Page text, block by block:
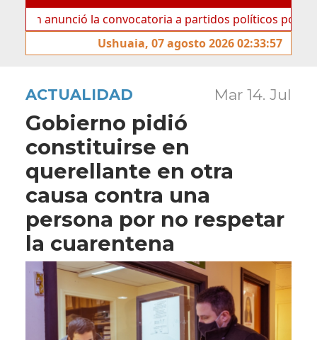
la convocatoria a partidos políticos por «ficha
Ushuaia, 07 agosto 2026 02:33:57
ACTUALIDAD Mar 14. Jul
Gobierno pidió
constituirse en
querellante en otra
causa contra una
persona por no respetar
la cuarentena